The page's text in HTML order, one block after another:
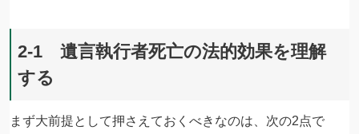
2-1 遺言執行者死亡の法的効果を理解
する
まず大前提として押さえておくべきなのは、次の2点で